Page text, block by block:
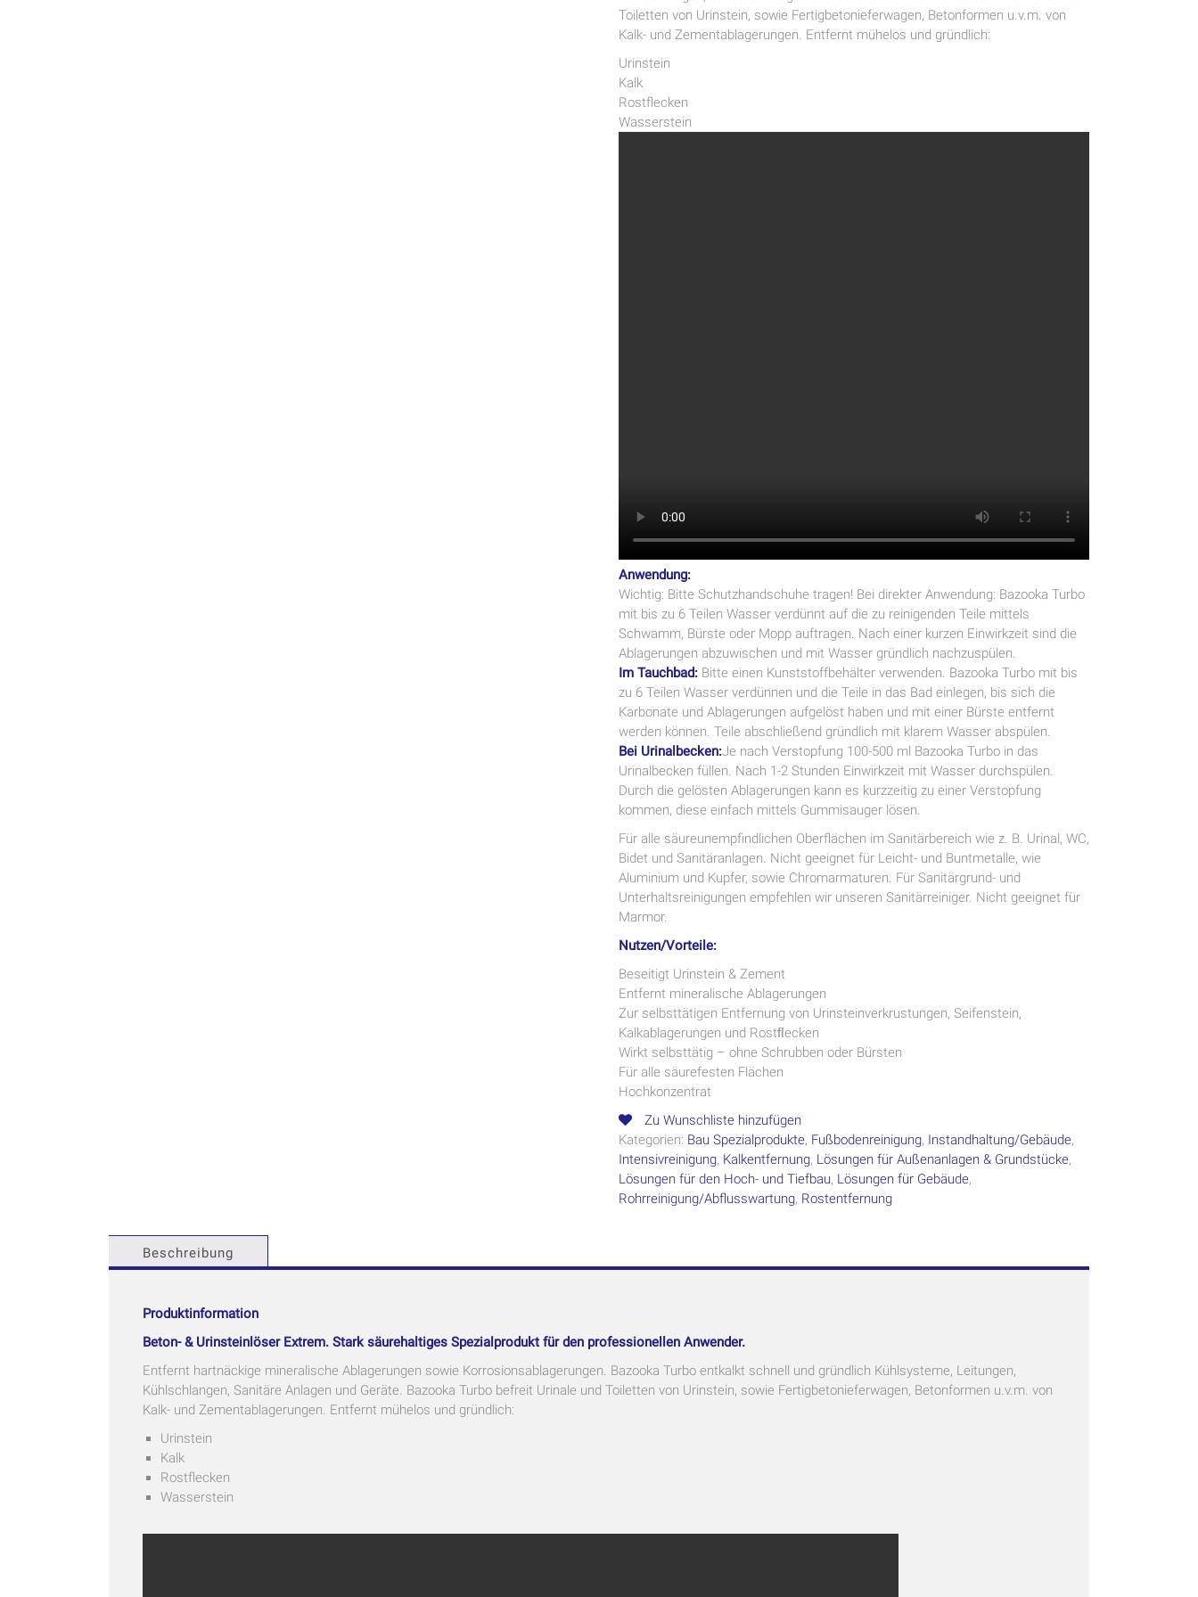
Toiletten von Urinstein, sowie Fertigbetonieferwagen, Betonformen u.v.m. von
Kalk- und Zementablagerungen. Entfernt mühelos und gründlich:
Urinstein
Kalk
Rostflecken
Wasserstein
Anwendung:
Wichtig: Bitte Schutzhandschuhe tragen! Bei direkter Anwendung: Bazooka Turbo
mit bis zu 6 Teilen Wasser verdünnt auf die zu reinigenden Teile mittels
Schwamm, Bürste oder Mopp auftragen. Nach einer kurzen Einwirkzeit sind die
Ablagerungen abzuwischen und mit Wasser gründlich nachzuspülen.
Im Tauchbad: Bitte einen Kunststoffbehälter verwenden. Bazooka Turbo mit bis
zu 6 Teilen Wasser verdünnen und die Teile in das Bad einlegen, bis sich die
Karbonate und Ablagerungen aufgelöst haben und mit einer Bürste entfernt
werden können. Teile abschließend gründlich mit klarem Wasser abspülen.
Bei Urinalbecken:Je nach Verstopfung 100-500 ml Bazooka Turbo in das
Urinalbecken füllen. Nach 1-2 Stunden Einwirkzeit mit Wasser durchspülen.
Durch die gelösten Ablagerungen kann es kurzzeitig zu einer Verstopfung
kommen, diese einfach mittels Gummisauger lösen.
Für alle säureunempfindlichen Oberflächen im Sanitärbereich wie z. B. Urinal, WC,
Bidet und Sanitäranlagen. Nicht geeignet für Leicht- und Buntmetalle, wie
Aluminium und Kupfer, sowie Chromarmaturen. Für Sanitärgrund- und
Unterhaltsreinigungen empfehlen wir unseren Sanitärreiniger. Nicht geeignet für
Marmor.
Nutzen/Vorteile:
Beseitigt Urinstein & Zement
Entfernt mineralische Ablagerungen
Zur selbsttätigen Entfernung von Urinsteinverkrustungen, Seifenstein,
Kalkablagerungen und Rostﬂecken
Wirkt selbsttätig – ohne Schrubben oder Bürsten
Für alle säurefesten Flächen
Hochkonzentrat
Zu Wunschliste hinzufügen
Kategorien: Bau Spezialprodukte, Fußbodenreinigung, Instandhaltung/Gebäude,
Intensivreinigung, Kalkentfernung, Lösungen für Außenanlagen & Grundstücke,
Lösungen für den Hoch- und Tiefbau, Lösungen für Gebäude,
Rohrreinigung/Abflusswartung, Rostentfernung
Beschreibung
Produktinformation
Beton- & Urinsteinlöser Extrem. Stark säurehaltiges Spezialprodukt für den professionellen Anwender.
Entfernt hartnäckige mineralische Ablagerungen sowie Korrosionsablagerungen. Bazooka Turbo entkalkt schnell und gründlich Kühlsysteme, Leitungen,
Kühlschlangen, Sanitäre Anlagen und Geräte. Bazooka Turbo befreit Urinale und Toiletten von Urinstein, sowie Fertigbetonieferwagen, Betonformen u.v.m. von
Kalk- und Zementablagerungen. Entfernt mühelos und gründlich:
Urinstein
Kalk
Rostflecken
Wasserstein